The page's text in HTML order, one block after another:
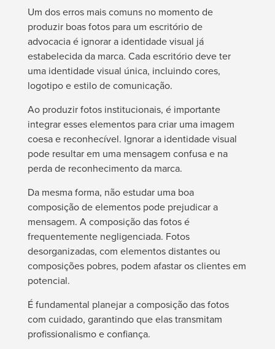
Um dos erros mais comuns no momento de
produzir boas fotos para um escritório de
advocacia é ignorar a identidade visual já
estabelecida da marca. Cada escritório deve ter
uma identidade visual única, incluindo cores,
logotipo e estilo de comunicação.
Ao produzir fotos institucionais, é importante
integrar esses elementos para criar uma imagem
coesa e reconhecível. Ignorar a identidade visual
pode resultar em uma mensagem confusa e na
perda de reconhecimento da marca.
Da mesma forma, não estudar uma boa
composição de elementos pode prejudicar a
mensagem. A composição das fotos é
frequentemente negligenciada. Fotos
desorganizadas, com elementos distantes ou
composições pobres, podem afastar os clientes em
potencial.
É fundamental planejar a composição das fotos
com cuidado, garantindo que elas transmitam
profissionalismo e confiança.